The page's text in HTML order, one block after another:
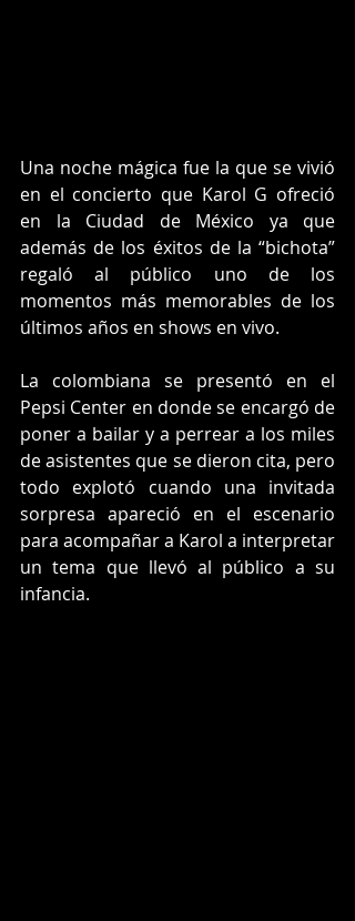
Una noche mágica fue la que se vivió
en el concierto que Karol G ofreció
en la Ciudad de México ya que
además de los éxitos de la “bichota”
regaló al público uno de los
momentos más memorables de los
últimos años en shows en vivo.
La colombiana se presentó en el
Pepsi Center en donde se encargó de
poner a bailar y a perrear a los miles
de asistentes que se dieron cita, pero
todo explotó cuando una invitada
sorpresa apareció en el escenario
para acompañar a Karol a interpretar
un tema que llevó al público a su
infancia.